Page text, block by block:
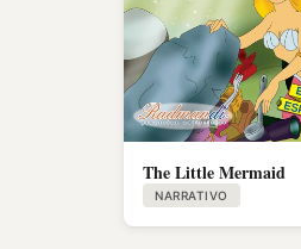
The Little Mermaid
NARRATIVO